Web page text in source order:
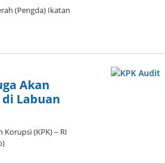
(Pengda) Ikatan
Akan
Labuan
(KPK) – RI